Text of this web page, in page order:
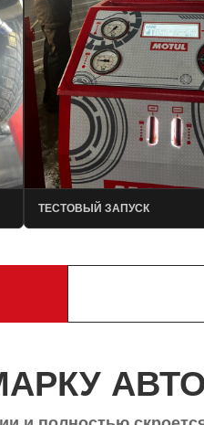
ТЕСТОВЫЙ ЗАПУСК